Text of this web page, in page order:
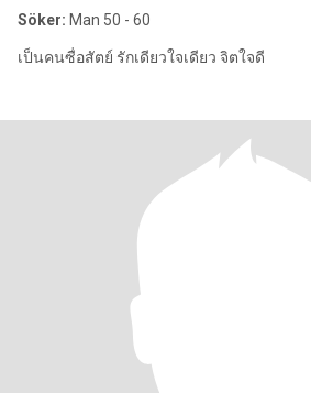
Söker: Man 50 - 60
เป็นคนซื่อสัตย์ รักเดียวใจเดียว จิตใจดี